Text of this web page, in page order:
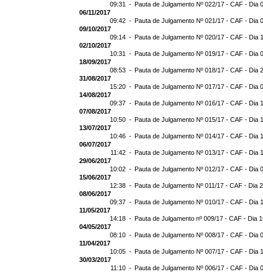
09:31 - Pauta de Julgamento Nº 022/17 - CAF - Dia
06/11/2017
09:42 - Pauta de Julgamento Nº 021/17 - CAF - Dia
09/10/2017
09:14 - Pauta de Julgamento Nº 020/17 - CAF - Dia
02/10/2017
10:31 - Pauta de Julgamento Nº 019/17 - CAF - Dia
18/09/2017
08:53 - Pauta de Julgamento Nº 018/17 - CAF - Dia
31/08/2017
15:20 - Pauta de Julgamento Nº 017/17 - CAF - Dia
14/08/2017
09:37 - Pauta de Julgamento Nº 016/17 - CAF - Dia
07/08/2017
10:50 - Pauta de Julgamento Nº 015/17 - CAF - Dia
13/07/2017
10:46 - Pauta de Julgamento Nº 014/17 - CAF - Dia
06/07/2017
11:42 - Pauta de Julgamento Nº 013/17 - CAF - Dia
29/06/2017
10:02 - Pauta de Julgamento Nº 012/17 - CAF - Dia
15/06/2017
12:38 - Pauta de Julgamento Nº 011/17 - CAF - Dia
08/06/2017
09:37 - Pauta de Julgamento Nº 010/17 - CAF - Dia
11/05/2017
14:18 - Pauta de Julgamento nº 009/17 - CAF - Dia
04/05/2017
08:10 - Pauta de Julgamento Nº 008/17 - CAF - Dia
11/04/2017
10:05 - Pauta de Julgamento Nº 007/17 - CAF - Dia
30/03/2017
11:10 - Pauta de Julgamento Nº 006/17 - CAF - Dia